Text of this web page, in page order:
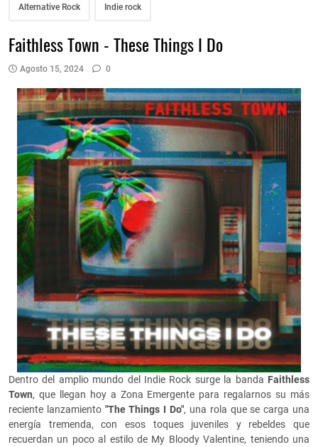
Alternative Rock Indie rock
Faithless Town - These Things I Do
Agosto 15, 2024 0
Dentro del amplio mundo del Indie Rock surge la banda Faithless
Town, que llegan hoy a Zona Emergente para regalarnos su más
reciente lanzamiento"The Things I Do", una rola que se carga una
energía tremenda, con esos toques juveniles y rebeldes que
recuerdan un poco al estilo de My Bloody Valentine, teniendo una